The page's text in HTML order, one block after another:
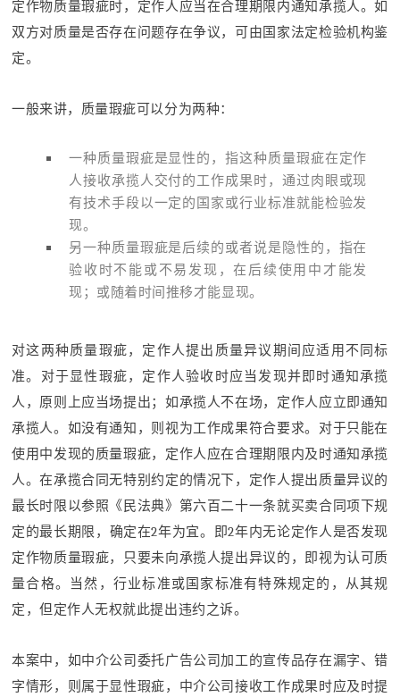
定作物质量瑕疵时，定作人应当在合理期限内通知承揽人。如
双方对质量是否存在问题存在争议，可由国家法定检验机构鉴
定。
一般来讲，质量瑕疵可以分为两种：
一种质量瑕疵是显性的，指这种质量瑕疵在定作
人接收承揽人交付的工作成果时，通过肉眼或现
有技术手段以一定的国家或行业标准就能检验发
现。
另一种质量瑕疵是后续的或者说是隐性的，指在
验收时不能或不易发现，在后续使用中才能发
现；或随着时间推移才能显现。
对这两种质量瑕疵，定作人提出质量异议期间应适用不同标
准。对于显性瑕疵，定作人验收时应当发现并即时通知承揽
人，原则上应当场提出；如承揽人不在场，定作人应立即通知
承揽人。如没有通知，则视为工作成果符合要求。对于只能在
使用中发现的质量瑕疵，定作人应在合理期限内及时通知承揽
人。在承揽合同无特别约定的情况下，定作人提出质量异议的
最长时限以参照《民法典》第六百二十一条就买卖合同项下规
定的最长期限，确定在2年为宜。即2年内无论定作人是否发现
定作物质量瑕疵，只要未向承揽人提出异议的，即视为认可质
量合格。当然，行业标准或国家标准有特殊规定的，从其规
定，但定作人无权就此提出违约之诉。
本案中，如中介公司委托广告公司加工的宣传品存在漏字、错
字情形，则属于显性瑕疵，中介公司接收工作成果时应及时提